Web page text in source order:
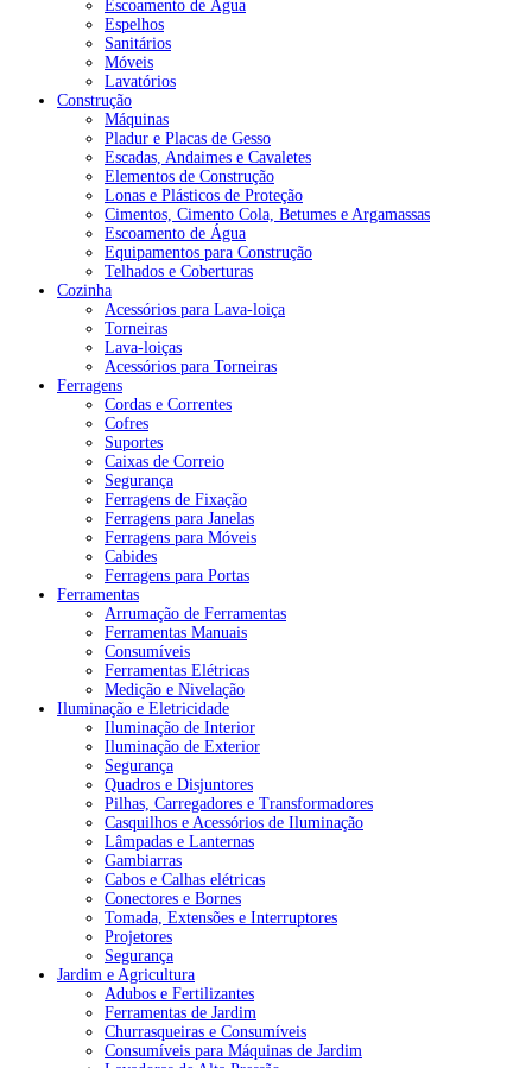
Escoamento de Água
Espelhos
Sanitários
Móveis
Lavatórios
Construção
Máquinas
Pladur e Placas de Gesso
Escadas, Andaimes e Cavaletes
Elementos de Construção
Lonas e Plásticos de Proteção
Cimentos, Cimento Cola, Betumes e Argamassas
Escoamento de Água
Equipamentos para Construção
Telhados e Coberturas
Cozinha
Acessórios para Lava-loiça
Torneiras
Lava-loiças
Acessórios para Torneiras
Ferragens
Cordas e Correntes
Cofres
Suportes
Caixas de Correio
Segurança
Ferragens de Fixação
Ferragens para Janelas
Ferragens para Móveis
Cabides
Ferragens para Portas
Ferramentas
Arrumação de Ferramentas
Ferramentas Manuais
Consumíveis
Ferramentas Elétricas
Medição e Nivelação
Iluminação e Eletricidade
Iluminação de Interior
Iluminação de Exterior
Segurança
Quadros e Disjuntores
Pilhas, Carregadores e Transformadores
Casquilhos e Acessórios de Iluminação
Lâmpadas e Lanternas
Gambiarras
Cabos e Calhas elétricas
Conectores e Bornes
Tomada, Extensões e Interruptores
Projetores
Segurança
Jardim e Agricultura
Adubos e Fertilizantes
Ferramentas de Jardim
Churrasqueiras e Consumíveis
Consumíveis para Máquinas de Jardim